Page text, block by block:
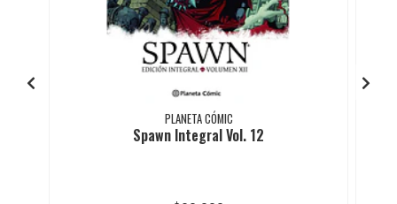
PLANETA CÓMIC
Spawn Integral Vol. 12